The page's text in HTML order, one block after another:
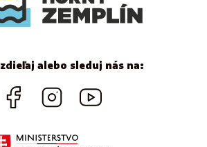
alebo sleduj nás na: